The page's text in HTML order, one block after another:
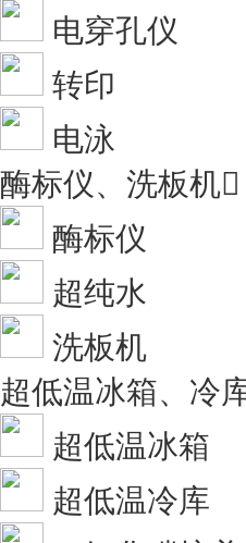
电穿孔仪
转印
电泳
酶标仪、洗板机
酶标仪
超纯水
洗板机
超低温冰箱、冷
超低温冰箱
超低温冷库